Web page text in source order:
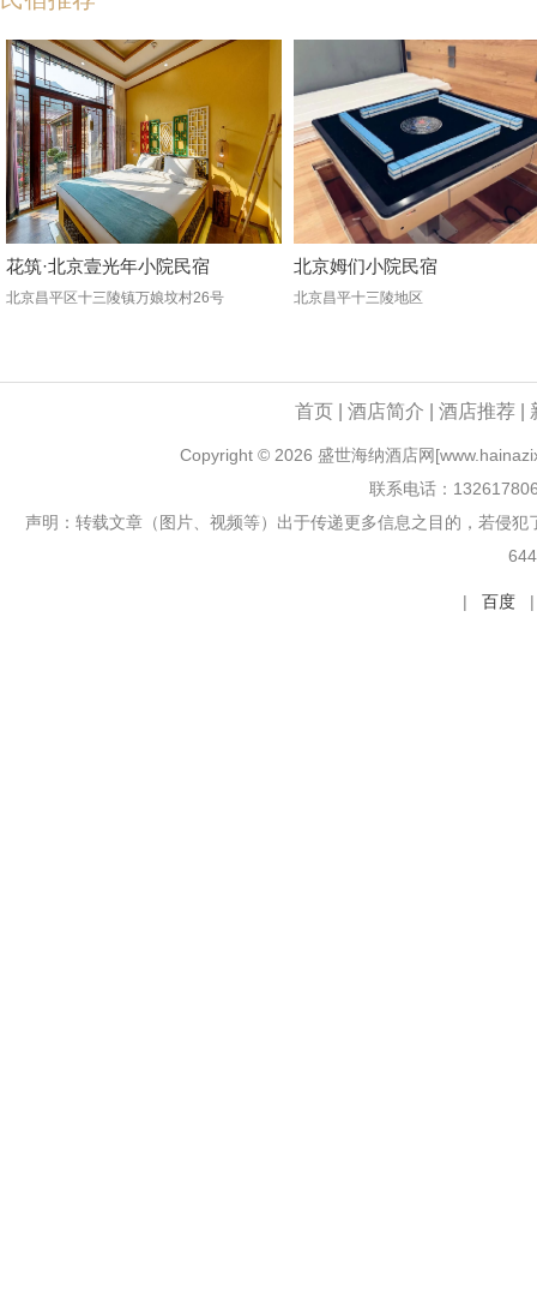
花筑·北京壹光年小院民宿
北京昌平区十三陵镇万娘坟村26号
北京姆们小院民宿
北京昌平十三陵地区
首页 酒店简介 酒店推荐
Copyright © 2026 盛世海纳酒店网
联系电话：
声明：转载文章（图片、视频等）出于传递更多信息之目的，若侵
| 百度